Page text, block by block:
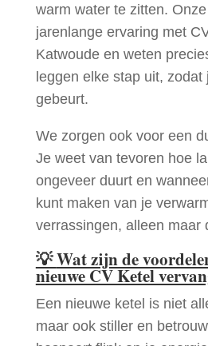
warm water te zitten.
jarenlange ervaring met
Katwoude en weten
leggen elke stap uit, zodat
gebeurt.
We zorgen ook voor een
Je weet van tevoren hoe
ongeveer duurt en
kunt maken van je
verrassingen, alleen maar
💡Wat zijn de
nieuwe CV Ketel
Een nieuwe ketel is niet
maar ook stiller en